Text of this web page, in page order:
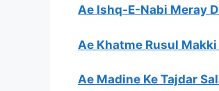
Ae Ishq-E-Nabi Meray
Ae Khatme Rusul Makki
Ae Madine Ke Tajdar